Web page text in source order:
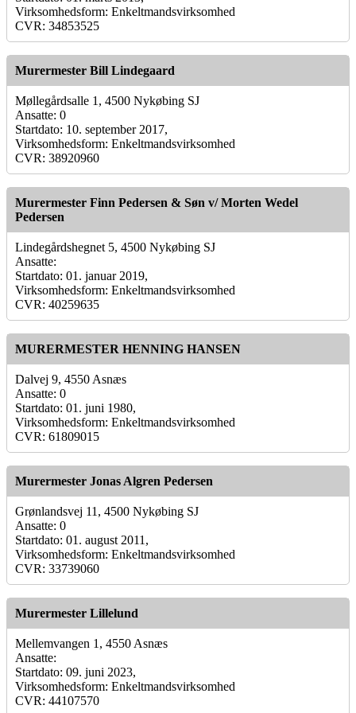
Virksomhedsform: Enkeltmandsvirksomhed
CVR: 34853525
Murermester Bill Lindegaard
Møllegårdsalle 1, 4500 Nykøbing SJ
Ansatte: 0
Startdato: 10. september 2017,
Virksomhedsform: Enkeltmandsvirksomhed
CVR: 38920960
Murermester Finn Pedersen & Søn v/ Morten Wedel
Pedersen
Lindegårdshegnet 5, 4500 Nykøbing SJ
Ansatte:
Startdato: 01. januar 2019,
Virksomhedsform: Enkeltmandsvirksomhed
CVR: 40259635
MURERMESTER HENNING HANSEN
Dalvej 9, 4550 Asnæs
Ansatte: 0
Startdato: 01. juni 1980,
Virksomhedsform: Enkeltmandsvirksomhed
CVR: 61809015
Murermester Jonas Algren Pedersen
Grønlandsvej 11, 4500 Nykøbing SJ
Ansatte: 0
Startdato: 01. august 2011,
Virksomhedsform: Enkeltmandsvirksomhed
CVR: 33739060
Murermester Lillelund
Mellemvangen 1, 4550 Asnæs
Ansatte:
Startdato: 09. juni 2023,
Virksomhedsform: Enkeltmandsvirksomhed
CVR: 44107570